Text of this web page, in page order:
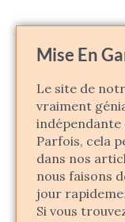
Mise En
Le site de
vraiment
indépendante
Parfois, cela
dans nos
nous faisons
jour
Si vous